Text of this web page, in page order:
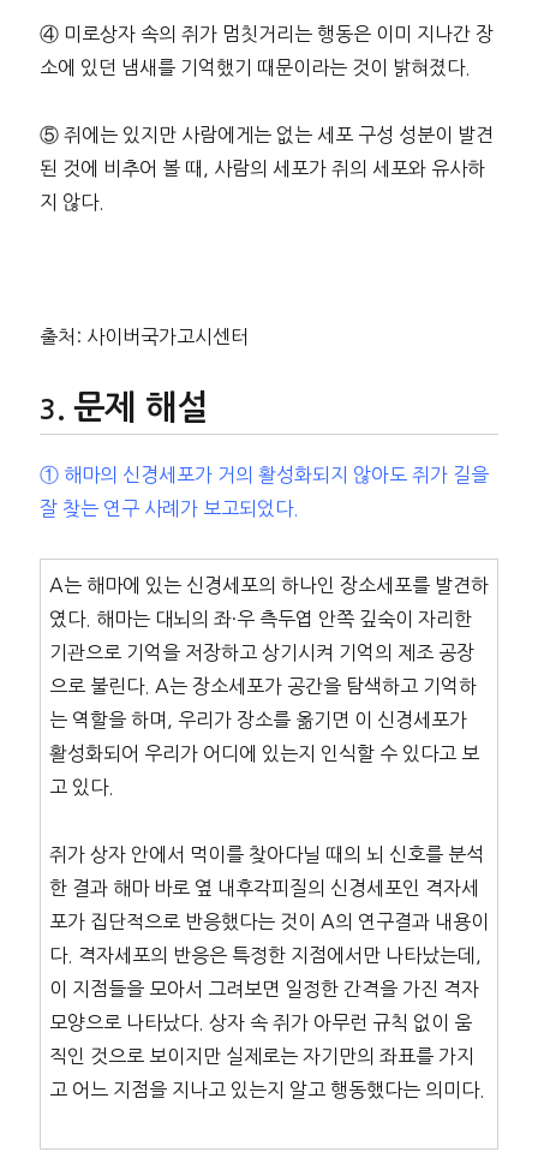
④ 미로상자 속의 쥐가 멈칫거리는 행동은 이미 지나간 장
소에 있던 냄새를 기억했기 때문이라는 것이 밝혀졌다.
⑤ 쥐에는 있지만 사람에게는 없는 세포 구성 성분이 발견
된 것에 비추어 볼 때, 사람의 세포가 쥐의 세포와 유사하
지 않다.
출처: 사이버국가고시센터
문제 해설
① 해마의 신경세포가 거의 활성화되지 않아도 쥐가 길을
잘 찾는 연구 사례가 보고되었다.
A는 해마에 있는 신경세포의 하나인 장소세포를 발견하
였다. 해마는 대뇌의 좌·우 측두엽 안쪽 깊숙이 자리한
기관으로 기억을 저장하고 상기시켜 기억의 제조 공장
으로 불린다. A는 장소세포가 공간을 탐색하고 기억하
는 역할을 하며, 우리가 장소를 옮기면 이 신경세포가
활성화되어 우리가 어디에 있는지 인식할 수 있다고 보
고 있다.
쥐가 상자 안에서 먹이를 찾아다닐 때의 뇌 신호를 분석
한 결과 해마 바로 옆 내후각피질의 신경세포인 격자세
포가 집단적으로 반응했다는 것이 A의 연구결과 내용이
다. 격자세포의 반응은 특정한 지점에서만 나타났는데,
이 지점들을 모아서 그려보면 일정한 간격을 가진 격자
모양으로 나타났다. 상자 속 쥐가 아무런 규칙 없이 움
직인 것으로 보이지만 실제로는 자기만의 좌표를 가지
고 어느 지점을 지나고 있는지 알고 행동했다는 의미다.